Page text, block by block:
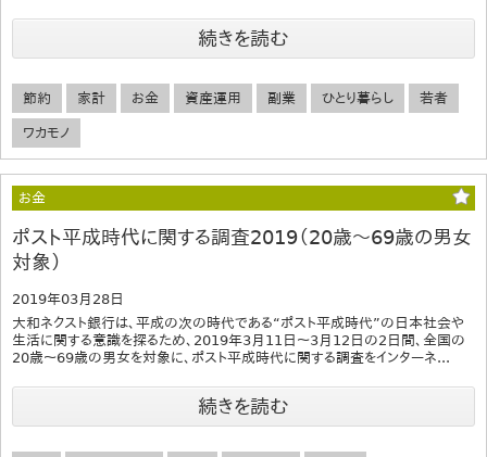
続きを読む
節約 家計 お金 資産運用 副業 ひとり暮らし 若者
ワカモノ
お金
ポスト平成時代に関する調査2019（20歳～69歳の男女
対象）
2019年03月28日
大和ネクスト銀行は、平成の次の時代である“ポスト平成時代”の日本社会や
生活に関する意識を探るため、2019年3月11日～3月12日の2日間、全国の
20歳～69歳の男女を対象に、ポスト平成時代に関する調査をインターネ...
続きを読む